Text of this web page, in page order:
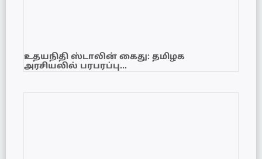
உதயநிதி ஸ்டாலின் கைது: தமிழக
அரசியலில் பரபரப்பு…